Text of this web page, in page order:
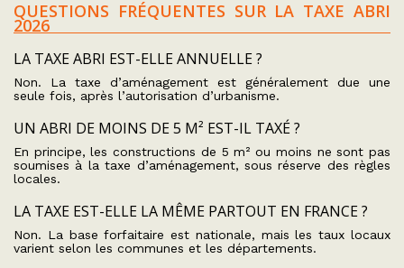
QUESTIONS FRÉQUENTES SUR LA TAXE ABRI
2026
LA TAXE ABRI EST-ELLE ANNUELLE ?
Non. La taxe d’aménagement est généralement due une
seule fois, après l’autorisation d’urbanisme.
UN ABRI DE MOINS DE 5 M² EST-IL TAXÉ ?
En principe, les constructions de 5 m² ou moins ne sont pas
soumises à la taxe d’aménagement, sous réserve des règles
locales.
LA TAXE EST-ELLE LA MÊME PARTOUT EN FRANCE ?
Non. La base forfaitaire est nationale, mais les taux locaux
varient selon les communes et les départements.